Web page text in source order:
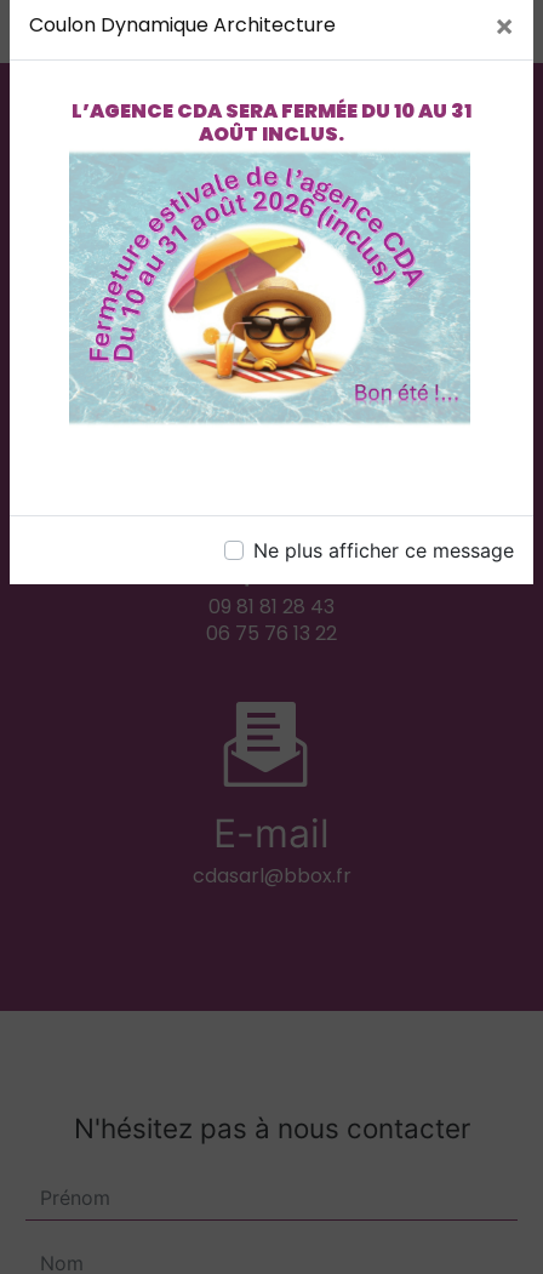
Coulon Dynamique Architecture ×
L’AGENCECDASERA FERMÉE DU10 AU 31
AOÛT INCLUS.
Ne plus afficher ce message
Adresse
2 Rue du Plessis, 71300 Montceau-les-Mines
Téléphones
09 81 81 28 43
06 75 76 13 22
E-mail
cdasarl@bbox.fr
N'hésitez pas à nous contacter